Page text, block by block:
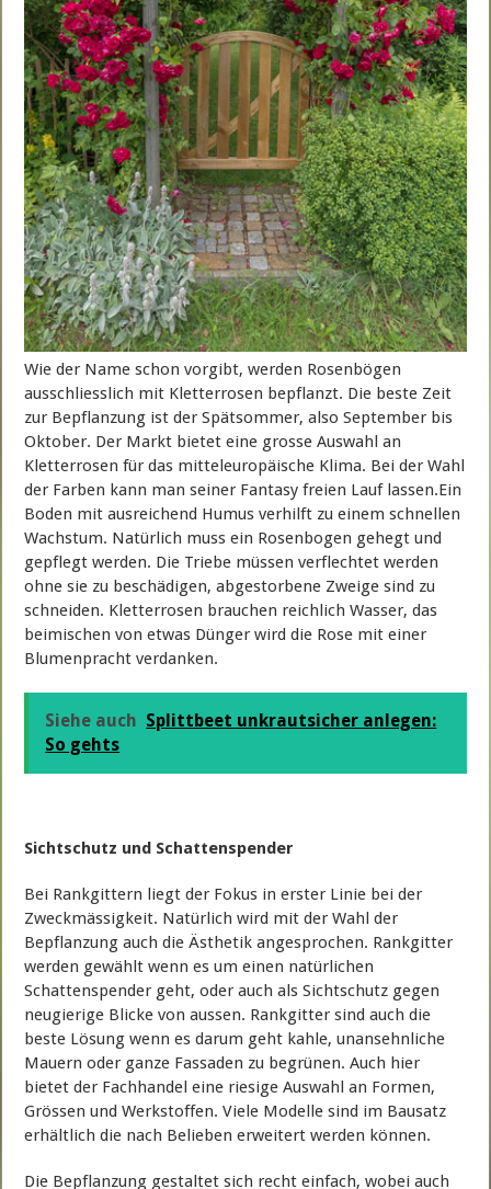
Wie der Name schon vorgibt, werden Rosenbögen
ausschliesslich mit Kletterrosen bepflanzt. Die beste Zeit
zur Bepflanzung ist der Spätsommer, also September bis
Oktober. Der Markt bietet eine grosse Auswahl an
Kletterrosen für das mitteleuropäische Klima. Bei der Wahl
der Farben kann man seiner Fantasy freien Lauf lassen.Ein
Boden mit ausreichend Humus verhilft zu einem schnellen
Wachstum. Natürlich muss ein Rosenbogen gehegt und
gepflegt werden. Die Triebe müssen verflechtet werden
ohne sie zu beschädigen, abgestorbene Zweige sind zu
schneiden. Kletterrosen brauchen reichlich Wasser, das
beimischen von etwas Dünger wird die Rose mit einer
Blumenpracht verdanken.
Siehe auch Splittbeet unkrautsicher anlegen:
So gehts
Sichtschutz und Schattenspender
Bei Rankgittern liegt der Fokus in erster Linie bei der
Zweckmässigkeit. Natürlich wird mit der Wahl der
Bepflanzung auch die Ästhetik angesprochen. Rankgitter
werden gewählt wenn es um einen natürlichen
Schattenspender geht, oder auch als Sichtschutz gegen
neugierige Blicke von aussen. Rankgitter sind auch die
beste Lösung wenn es darum geht kahle, unansehnliche
Mauern oder ganze Fassaden zu begrünen. Auch hier
bietet der Fachhandel eine riesige Auswahl an Formen,
Grössen und Werkstoffen. Viele Modelle sind im Bausatz
erhältlich die nach Belieben erweitert werden können.
Die Bepflanzung gestaltet sich recht einfach, wobei auch